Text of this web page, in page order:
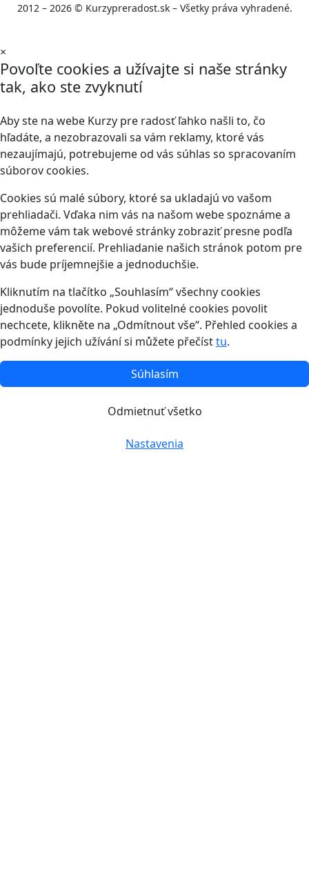
2012 – 2026 © Kurzypreradost.sk – Všetky práva vyhradené.
×
Povoľte cookies a užívajte si naše stránky
tak, ako ste zvyknutí
Aby ste na webe Kurzy pre radosť ľahko našli to, čo
hľadáte, a nezobrazovali sa vám reklamy, ktoré vás
nezaujímajú, potrebujeme od vás súhlas so spracovaním
súborov cookies.
Cookies sú malé súbory, ktoré sa ukladajú vo vašom
prehliadači. Vďaka nim vás na našom webe spoznáme a
môžeme vám tak webové stránky zobraziť presne podľa
vašich preferencií. Prehliadanie našich stránok potom pre
vás bude príjemnejšie a jednoduchšie.
Kliknutím na tlačítko „Souhlasím“ všechny cookies
jednoduše povolíte. Pokud volitelné cookies povolit
nechcete, klikněte na „Odmítnout vše“. Přehled cookies a
podmínky jejich užívání si můžete přečísttu.
Súhlasím
Odmietnuť všetko
Nastavenia